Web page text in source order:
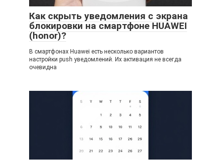
Как скрыть уведомления с экрана
блокировки на смартфоне HUAWEI
(honor)?
В смартфонах Huawei есть несколько вариантов
настройки push уведомлений. Их активация не всегда
очевидна